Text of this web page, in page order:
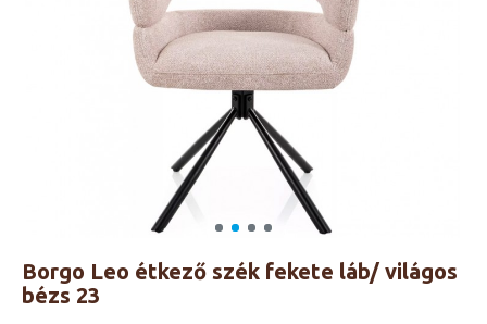
Borgo Leo étkező szék fekete láb/ világos
bézs 23